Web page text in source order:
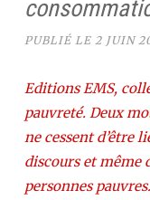
PUBLIÉ LE 2 JUIN
Editions EMS,
pauvreté. Deux
ne cessent d’être
discours et même
personnes